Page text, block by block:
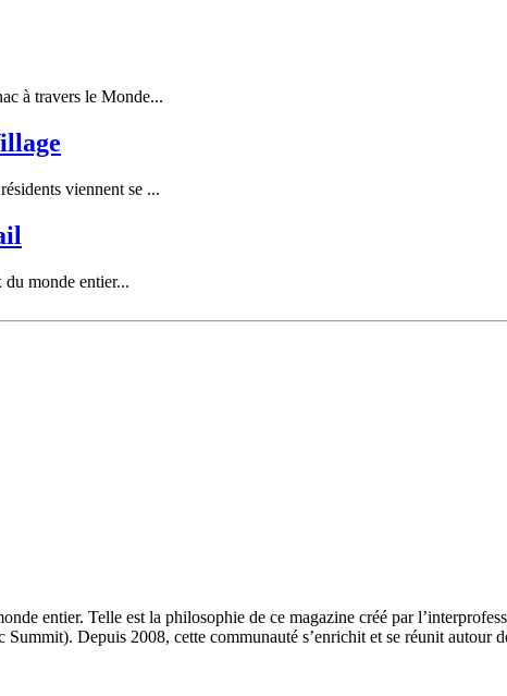
à travers le Monde...
viennent se ...
monde entier...
entier. Telle est la philosophie de ce magazine créé par
Depuis 2008, cette communauté s’enrichit et se réunit autour